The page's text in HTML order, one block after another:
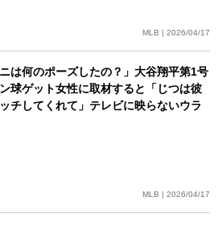
MLB | 2026/04/17
ニは何のポーズしたの？」大谷翔平第1号
球ゲット女性に取材すると「じつは彼
チしてくれて」テレビに映らないウラ
MLB | 2026/04/17